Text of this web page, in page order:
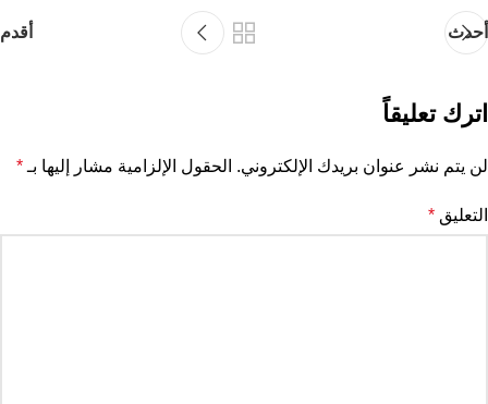
أحدث أقدم
اترك تعليقاً
لن يتم نشر عنوان بريدك الإلكتروني. الحقول الإلزامية مشار إليها بـ *
التعليق *